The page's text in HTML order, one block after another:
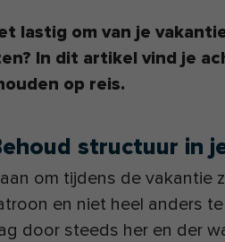
lastig om van je
In dit artikel vind je
op reis.
structuur in
om tijdens de vakantie
en niet heel anders
door steeds her en der